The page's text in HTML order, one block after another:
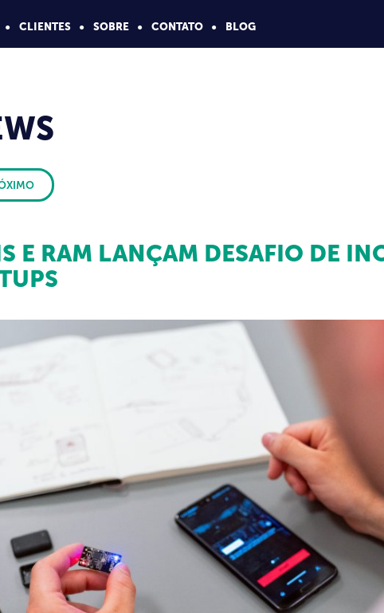
CLIENTES SOBRE CONTATO BLOG
E RAM LANÇAM DESAFIO DE